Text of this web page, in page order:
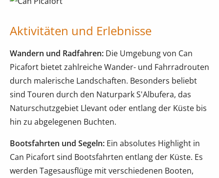
Aktivitäten und Erlebnisse
Wandern und Radfahren: Die Umgebung von Can
Picafort bietet zahlreiche Wander- und Fahrradrouten
durch malerische Landschaften. Besonders beliebt
sind Touren durch den Naturpark S'Albufera, das
Naturschutzgebiet Llevant oder entlang der Küste bis
hin zu abgelegenen Buchten.
Bootsfahrten und Segeln: Ein absolutes Highlight in
Can Picafort sind Bootsfahrten entlang der Küste. Es
werden Tagesausflüge mit verschiedenen Booten,